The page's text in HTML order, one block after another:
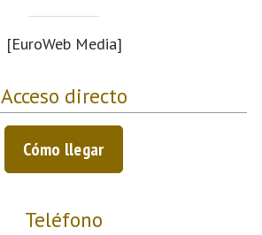
[EuroWeb Media]
Acceso directo
Cómo llegar
Teléfono